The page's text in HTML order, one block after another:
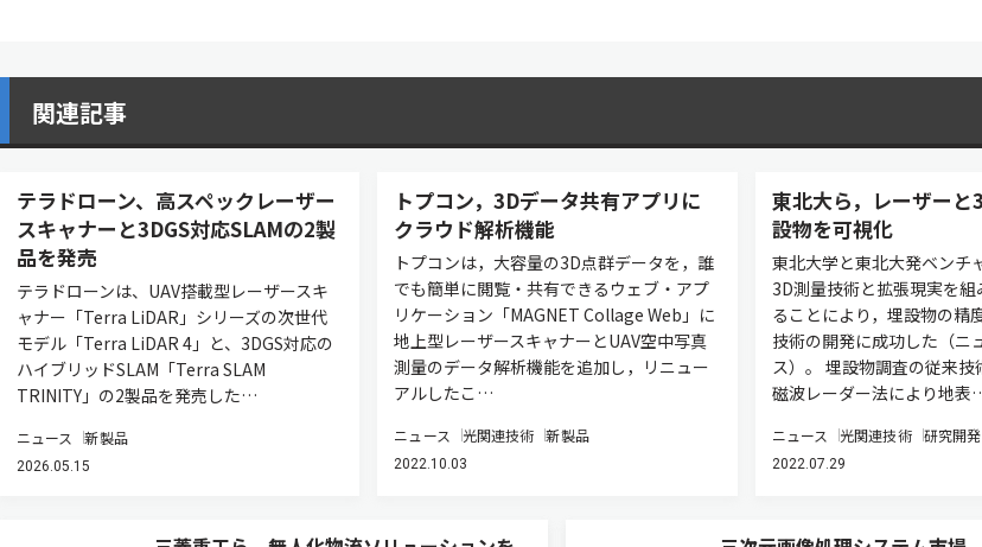
関連記事
テラドローン、高スペックレーザー
スキャナーと3DGS対応SLAMの2製
品を発売
テラドローンは、UAV搭載型レーザースキ
ャナー「Terra LiDAR」シリーズの次世代
モデル「Terra LiDAR 4」と、3DGS対応の
ハイブリッドSLAM「Terra SLAM
TRINITY」の2製品を発売した…
ニュース 新製品
2026.05.15
トプコン，3Dデータ共有アプリに
クラウド解析機能
トプコンは，大容量の3D点群データを，誰
でも簡単に閲覧・共有できるウェブ・アプ
リケーション「MAGNET Collage Web」に
地上型レーザースキャナーとUAV空中写真
測量のデータ解析機能を追加し，リニュー
アルしたこ…
ニュース 光関連技術 新製品
2022.10.03
東北大ら，レーザーと
設物を可視化
東北大学と東北大発ベンチ
3D測量技術と拡張現実を
ることにより，埋設物の精
技術の開発に成功した（ニ
ス）。 埋設物調査の従来技
磁波レーダー法により地表
ニュース 光関連技術 研究開発
2022.07.29